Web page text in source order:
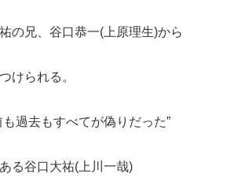
の兄、谷口恭一(上原理生)から
けられる。
過去もすべてが偽りだった”
る谷口大祐(上川一哉)